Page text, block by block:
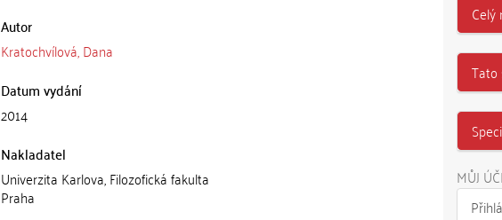
Autor
Kratochvílová, Dana
Datum vydání
2014
Nakladatel
Univerzita Karlova, Filozofická fakulta
Praha
Tato
MŮJ